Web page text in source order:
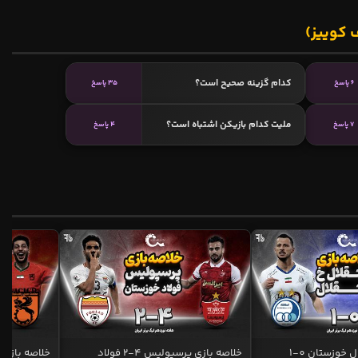
کوییز)
6 پاسخ کدام گزینه صحیح است؟ 35 پاسخ
7 پاسخ ملیت کدام بازیکن اشتباه است؟ 4 پاسخ
خلاصه بازی استقلال خوزستان 0-1
خلاصه بازی پرسپولیس 4-2 فولاد